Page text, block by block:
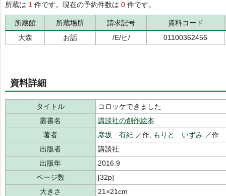
所蔵は 1 件です。現在の予約件数は 0 件です。
所蔵館 所蔵場所 請求記号
資料コード
大森
お話 /E/ヒ/ 01100362456
資料詳細
タイトル
コロッケできました
叢書名
講談社の創作絵本
著者
彦坂 有紀 ／作, もりと いずみ ／作
出版者
講談社
出版年
2016.9
ページ数
[32p]
大きさ
21×21cm